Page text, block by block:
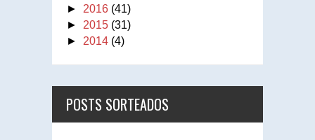
► 2016 (41)
► 2015 (31)
► 2014 (4)
POSTS SORTEADOS